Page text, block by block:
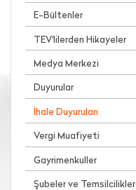
E-Bültenler
TEV'lilerden Hikayeler
Medya Merkezi
Duyurular
İhale Duyuruları
Vergi Muafiyeti
Gayrimenkuller
Şubeler ve Temsilcilikler